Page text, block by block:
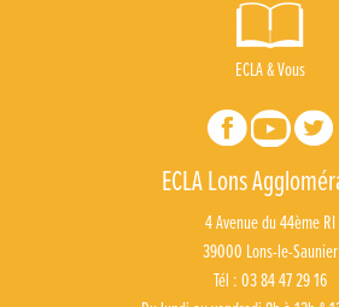
ECLA & Vous
ECLA Lons
4 Avenue du 44ème RI
39000 Lons-le-Saunier
Tél : 03 84 47 29 16